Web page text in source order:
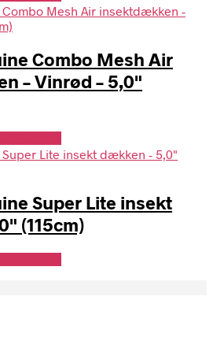
Combo Mesh Air
– Vinrød – 5,0"
Super Lite insekt
(115cm)